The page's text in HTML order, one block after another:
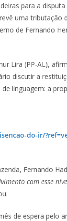
para a disputa
uma tributação
de Fernando
Lira (PP-AL),
discutir a
linguagem: a
do-ir/
Fernando
com esse
de espera pelo